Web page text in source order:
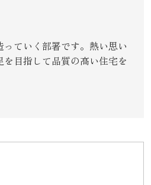
ていく部署です。熱い思い
目指して品質の高い住宅を